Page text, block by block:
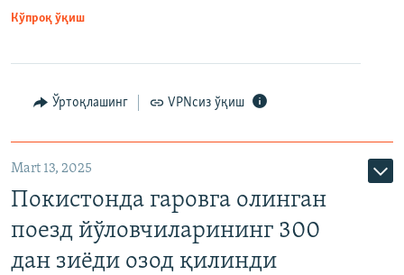
Кўпроқ ўқиш
Ўртоқлашинг VPNсиз ўқиш
Mart 13, 2025
Покистонда гаровга олинган
поезд йўловчиларининг 300
дан зиёди озод қилинди